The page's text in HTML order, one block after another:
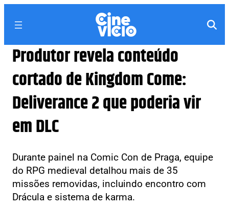
Produtor revela conteúdo
cortado de Kingdom Come:
Deliverance 2 que poderia vir
em DLC
Durante painel na Comic Con de Praga, equipe
do RPG medieval detalhou mais de 35
missões removidas, incluindo encontro com
Drácula e sistema de karma.